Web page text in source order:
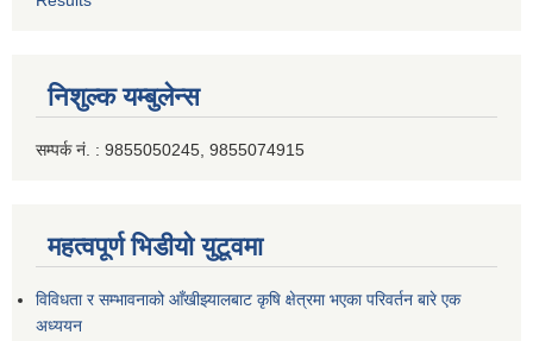
निशुल्क यम्बुलेन्स
सम्पर्क नं. : 9855050245, 9855074915
महत्वपूर्ण भिडीयो युटूवमा
विविधता र सम्भावनाको आँखीझ्यालबाट कृषि क्षेत्रमा भएका परिवर्तन बारे एक
अध्ययन